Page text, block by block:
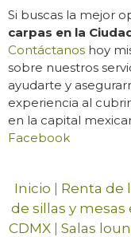
Si buscas la mejor
carpas en la
Contáctanos hoy
sobre nuestros
ayudarte y
experiencia al
en la capital
Facebook
Inicio Renta de
de sillas y mesas
CDMX
Salas